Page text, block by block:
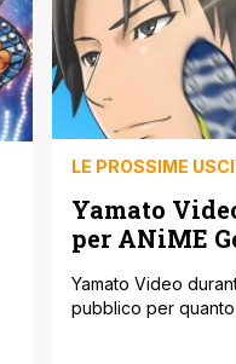
LE PROSSIME
Yamato
per ANiME
Yamato Video
pubblico per